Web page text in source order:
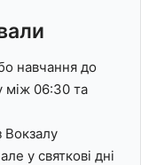
навчання до
між 06:30 та
Вокзалу
у святкові дні